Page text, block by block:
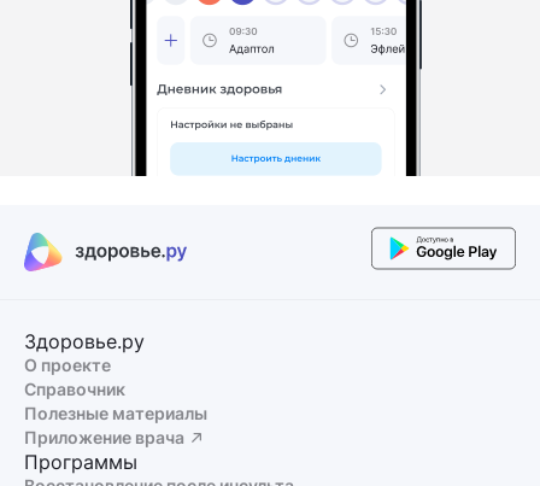
Здоровье.ру
О проекте
Справочник
Полезные материалы
Приложение врача
Программы